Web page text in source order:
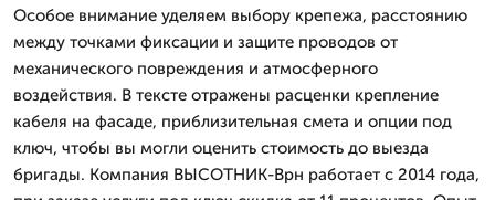
Особое внимание уделяем выбору крепежа, расстоянию
между точками фиксации и защите проводов от
механического повреждения и атмосферного
воздействия. В тексте отражены расценки крепление
кабеля на фасаде, приблизительная смета и опции под
ключ, чтобы вы могли оценить стоимость до выезда
бригады. Компания ВЫСОТНИК-Врн работает с 2014 года,